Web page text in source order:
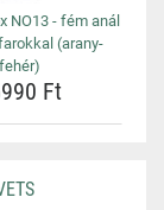
NO13 - fém anál
(arany-
fehér)
Ft